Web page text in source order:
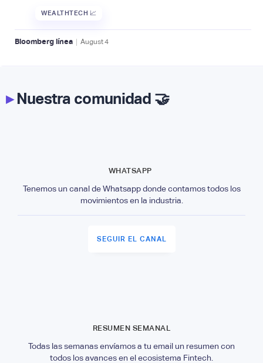
WEALTHTECH 📈
Bloomberg línea | August4
▸Nuestra comunidad 🤝
WHATSAPP
Tenemos un canal de Whatsapp donde contamos todos los
movimientos en la industria.
SEGUIR EL CANAL
RESUMEN SEMANAL
Todas las semanas envíamos a tu email un resumen con
todos los avances en el ecosistema Fintech.